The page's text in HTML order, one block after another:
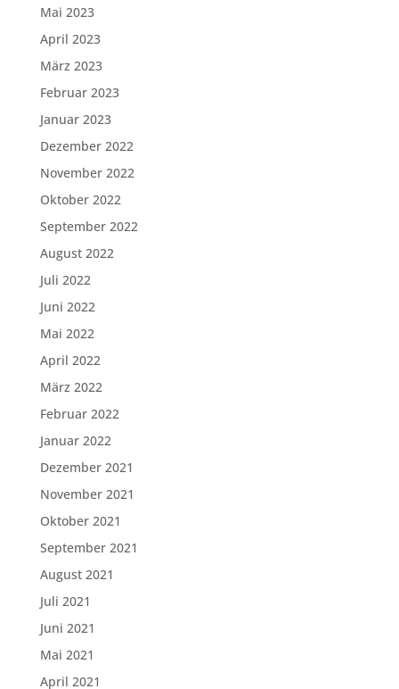
Mai 2023
April 2023
März 2023
Februar 2023
Januar 2023
Dezember 2022
November 2022
Oktober 2022
September 2022
August 2022
Juli 2022
Juni 2022
Mai 2022
April 2022
März 2022
Februar 2022
Januar 2022
Dezember 2021
November 2021
Oktober 2021
September 2021
August 2021
Juli 2021
Juni 2021
Mai 2021
April 2021